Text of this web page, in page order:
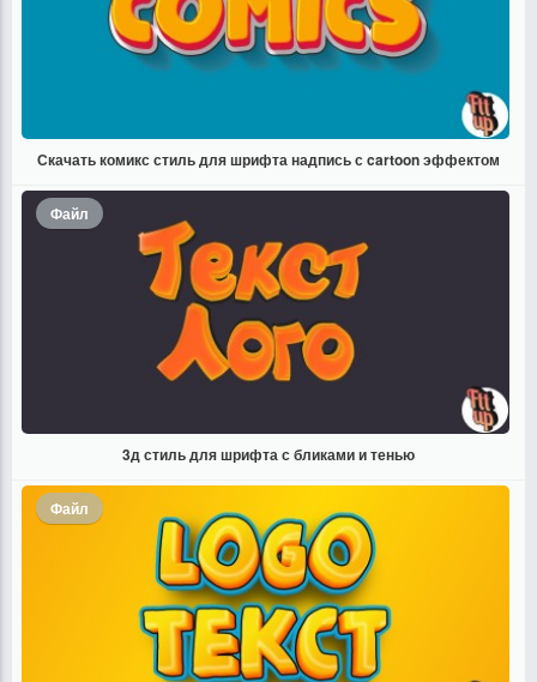
Скачать комикс стиль для шрифта надпись с cartoon эффектом
Файл
3д стиль для шрифта с бликами и тенью
Файл